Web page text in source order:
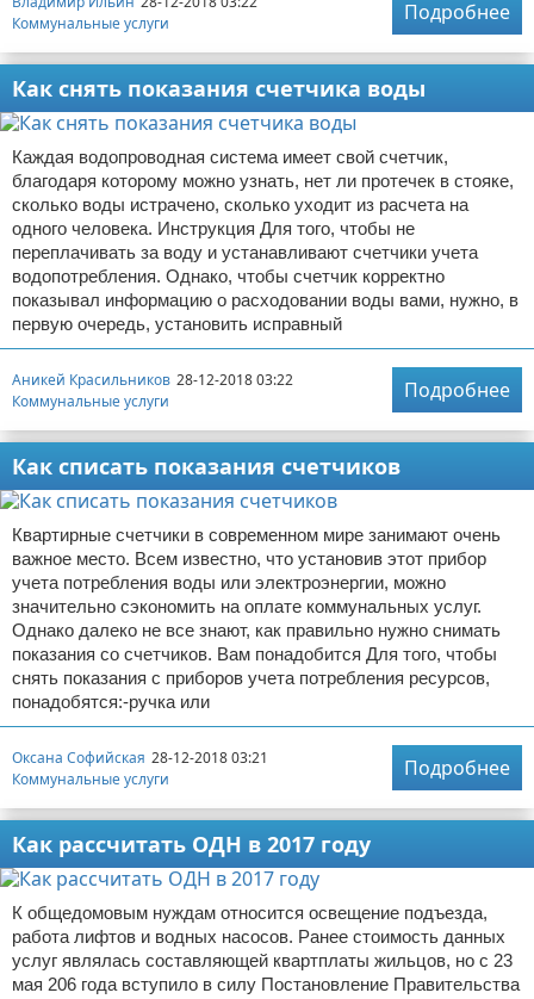
Коммунальные услуги
Подробнее
Как снять показания счетчика воды
Каждая водопроводная система имеет свой счетчик,
благодаря которому можно узнать, нет ли протечек в стояке,
сколько воды истрачено, сколько уходит из расчета на
одного человека. Инструкция Для того, чтобы не
переплачивать за воду и устанавливают счетчики учета
водопотребления. Однако, чтобы счетчик корректно
показывал информацию о расходовании воды вами, нужно, в
первую очередь, установить исправный
Аникей Красильников 28-12-2018 03:22
Коммунальные услуги
Подробнее
Как списать показания счетчиков
Квартирные счетчики в современном мире занимают очень
важное место. Всем известно, что установив этот прибор
учета потребления воды или электроэнергии, можно
значительно сэкономить на оплате коммунальных услуг.
Однако далеко не все знают, как правильно нужно снимать
показания со счетчиков. Вам понадобится Для того, чтобы
снять показания с приборов учета потребления ресурсов,
понадобятся:-ручка или
Оксана Софийская 28-12-2018 03:21
Коммунальные услуги
Подробнее
Как рассчитать ОДН в 2017 году
К общедомовым нуждам относится освещение подъезда,
работа лифтов и водных насосов. Ранее стоимость данных
услуг являлась составляющей квартплаты жильцов, но с 23
мая 206 года вступило в силу Постановление Правительства